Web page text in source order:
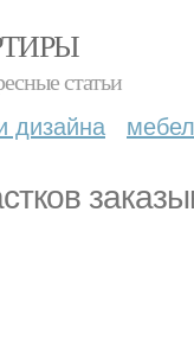
статьи
дизайна